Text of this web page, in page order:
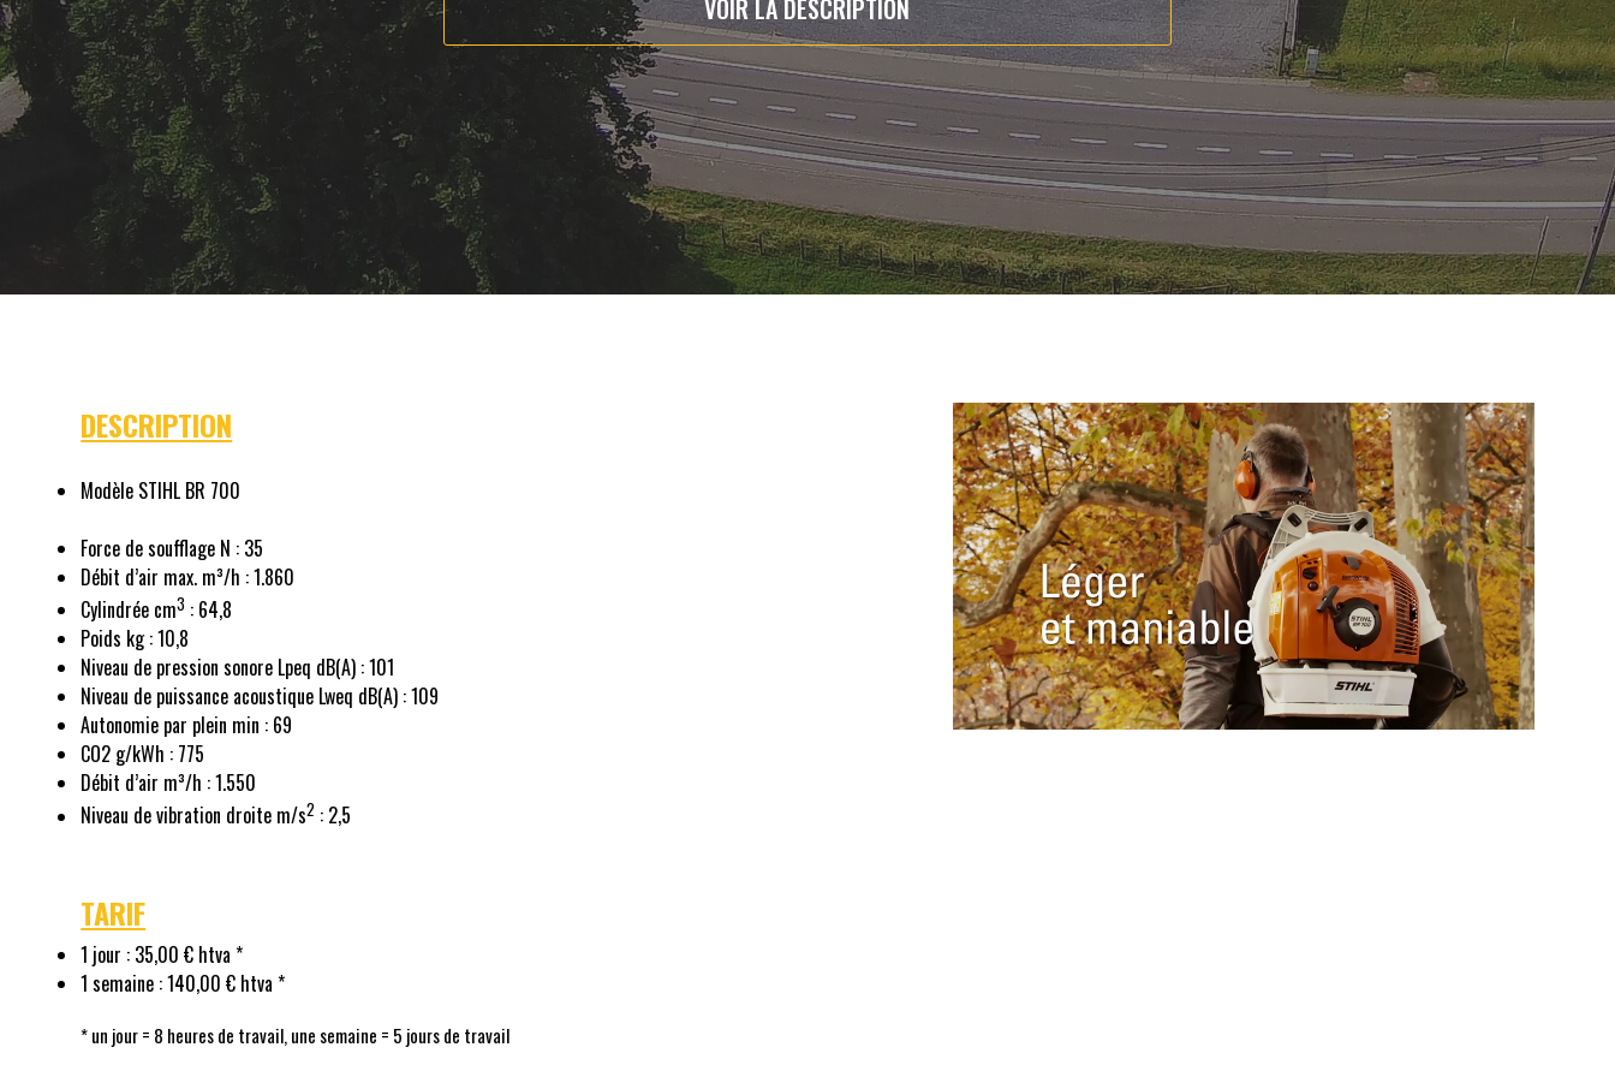
VOIR LA DESCRIPTION
DESCRIPTION
Modèle STIHL BR 700
Force de soufflage N : 35
Débit d’air max. m³/h : 1.860
Cylindrée cm3 : 64,8
Poids kg : 10,8
Niveau de pression sonore Lpeq dB(A) : 101
Niveau de puissance acoustique Lweq dB(A) : 109
Autonomie par plein min : 69
CO2 g/kWh : 775
Débit d’air m³/h : 1.550
Niveau de vibration droite m/s2 : 2,5
TARIF
1 jour : 35,00 € htva *
1 semaine : 140,00 € htva *
* un jour = 8 heures de travail, une semaine = 5 jours de travail